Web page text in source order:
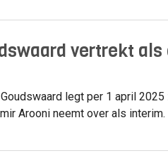
vertrekt als
legt per 1 april 2025
Arooni neemt over als interim.